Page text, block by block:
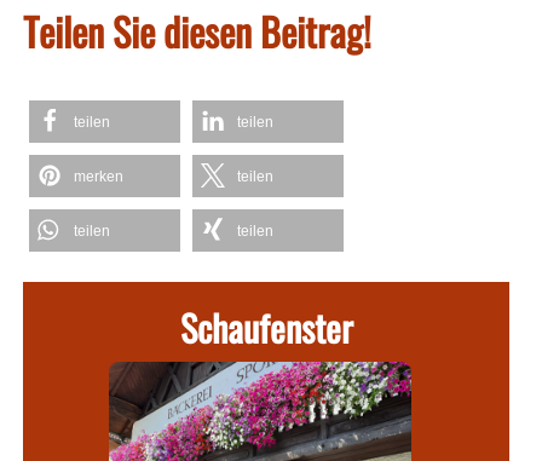
Teilen Sie diesen Beitrag!
teilen teilen
merken teilen
teilen teilen
Schaufenster